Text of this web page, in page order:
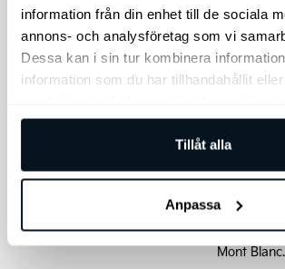
information från din enhet till de sociala
annons- och analysföretag som vi
Dessa kan i sin tur kombinera
information som du har tillhandahållit
Tillåt alla
Anpassa
Takbox Calix H22
H22 KIA edition svart
Mont
Enkel och
Mont Blanc.
har
flera
varianter.
De
kan
väljas
på